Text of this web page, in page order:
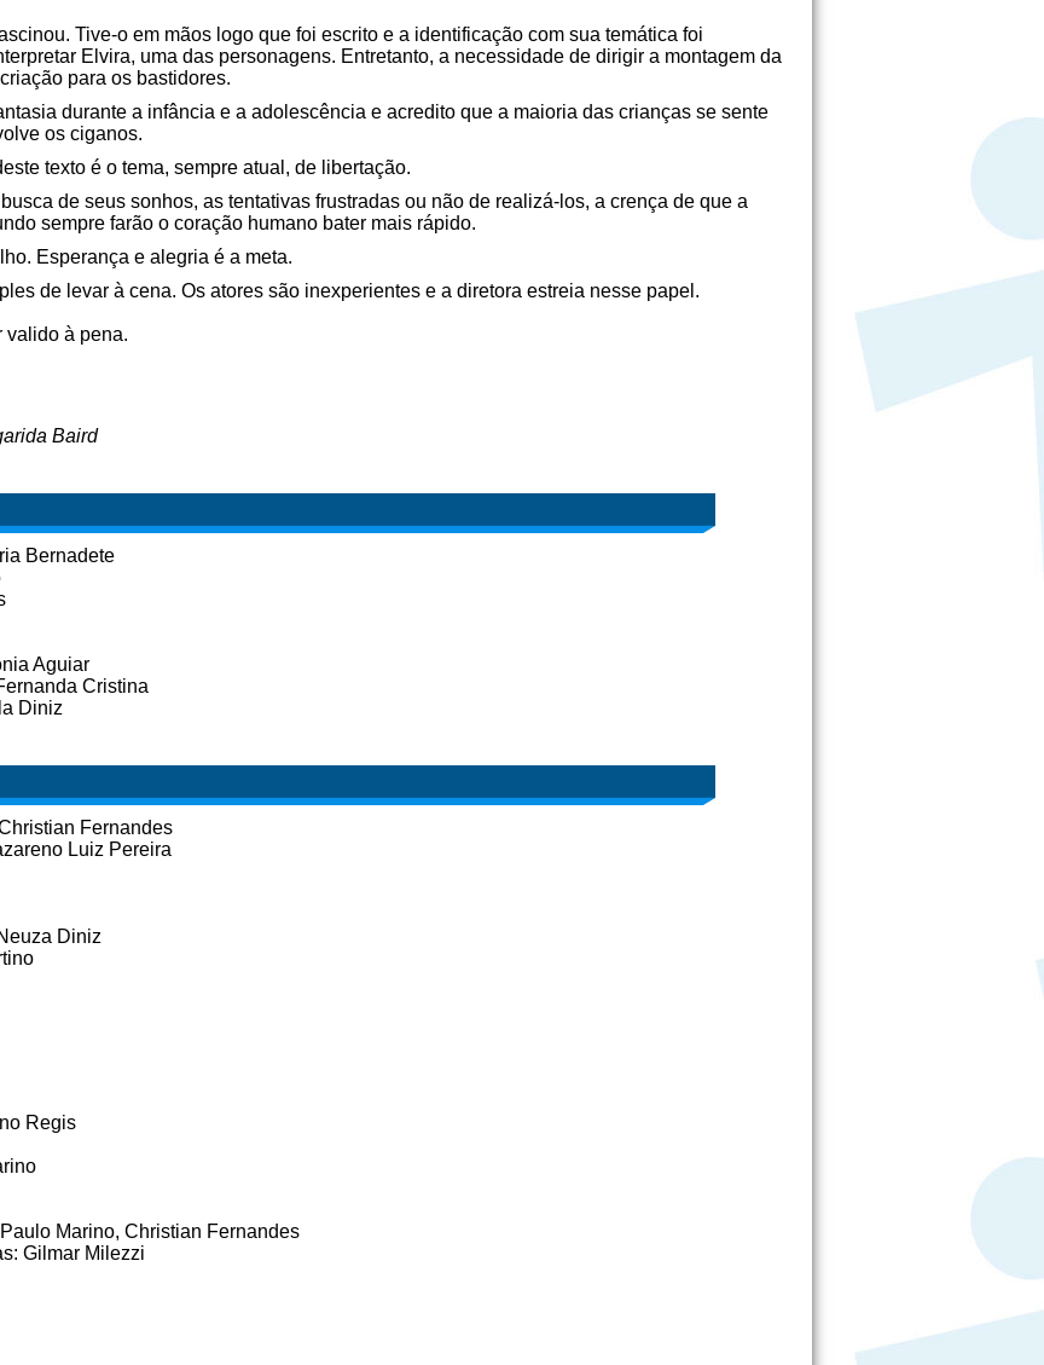
Tive-o em mãos logo que foi escrito e a identificação com sua temática foi
Elvira, uma das personagens. Entretanto, a necessidade de dirigir a montagem da
para os bastidores.
durante a infância e a adolescência e acredito que a maioria das crianças se sente
os ciganos.
texto é o tema, sempre atual, de libertação.
de seus sonhos, as tentativas frustradas ou não de realizá-los, a crença de que a
sempre farão o coração humano bater mais rápido.
Esperança e alegria é a meta.
de levar à cena. Os atores são inexperientes e a diretora estreia nesse papel.
valido à pena.
Baird
Bernadete
Aguiar
Cristina
Diniz
Fernandes
Luiz Pereira
Diniz
Regis
Marino, Christian Fernandes
Gilmar Milezzi